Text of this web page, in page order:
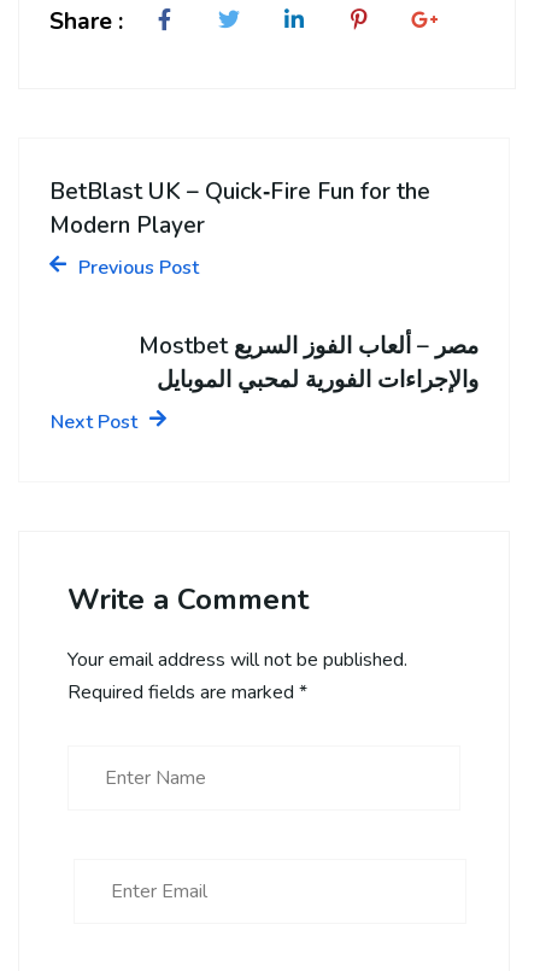
Share :
BetBlast UK – Quick‑Fire Fun for the
Modern Player
Previous Post
Mostbet مصر – ألعاب الفوز السريع
والإجراءات الفورية لمحبي الموبايل
Next Post
Write a Comment
Your email address will not be published.
Required fields are marked *